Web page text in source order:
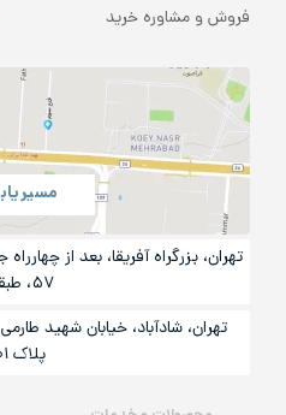
فروش و مشاوره خرید
تهران، بزرگراه آفریقا، بعد از
۵۷، طبقه ۱
پلاک ۱۰۱